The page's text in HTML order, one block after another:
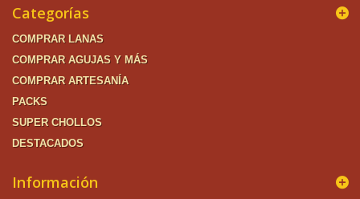
Categorías
COMPRAR LANAS
COMPRAR AGUJAS Y MÁS
COMPRAR ARTESANÍA
PACKS
SUPER CHOLLOS
DESTACADOS
Información